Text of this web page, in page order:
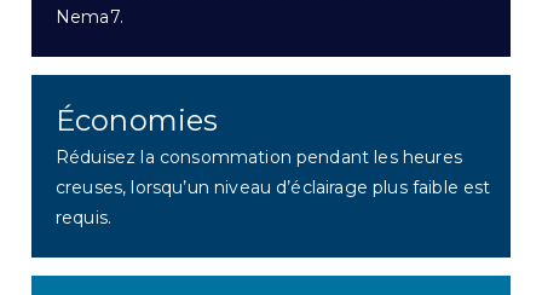
Nema7.
Économies
Réduisez la consommation pendant les heures
creuses, lorsqu’un niveau d’éclairage plus faible est
requis.